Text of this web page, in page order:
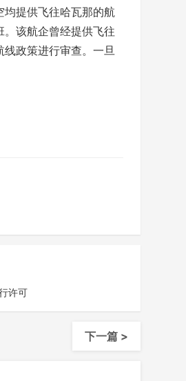
提供飞往哈瓦那的航
该航企曾经提供飞往
线政策进行审查。一旦
许可
下一篇 >